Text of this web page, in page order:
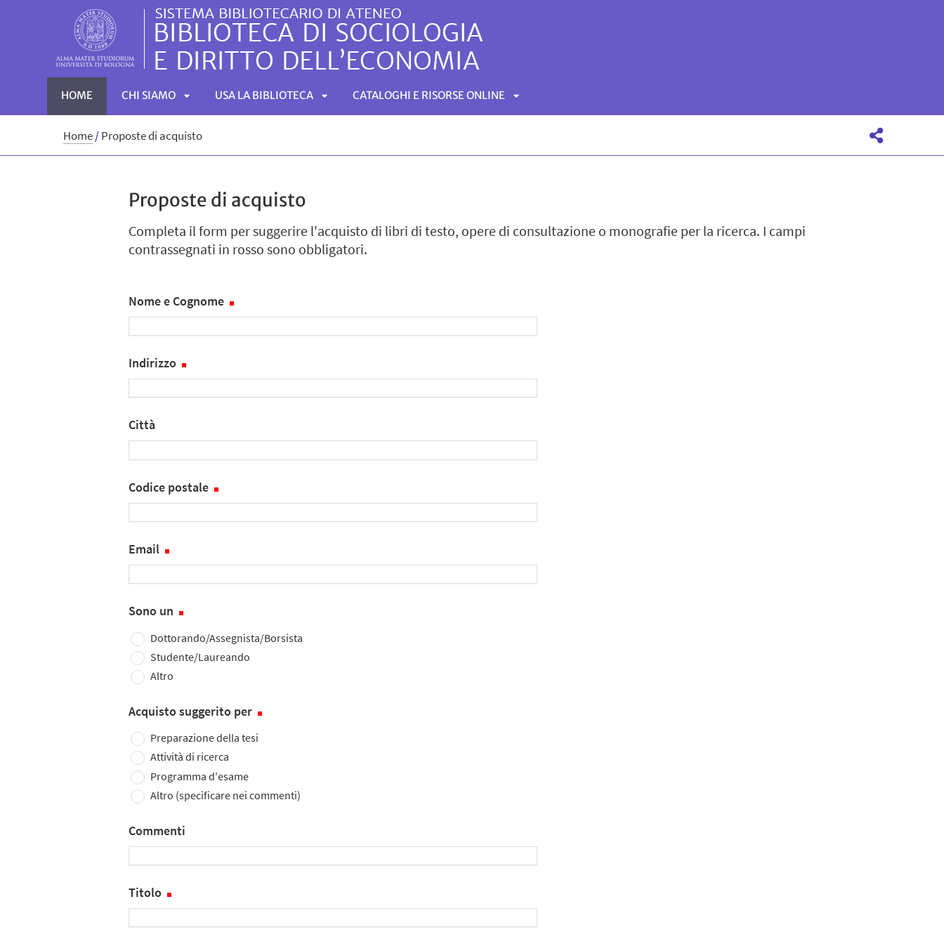
HOME CHI SIAMO
APRI
USA LA BIBLIOTECA CATALOGHI E RISORSE ONLINE
Home/Proposte di acquisto
Proposte di acquisto
Completa il form per suggerire l'acquisto di libri di testo, opere di consultazione o monografie per la ricerca. I campi
contrassegnati in rosso sono obbligatori.
Nome e Cognome
Indirizzo
Città
Codice postale
Email
Sono un
Dottorando/Assegnista/Borsista
Studente/Laureando
Altro
Acquisto suggerito per
Preparazione della tesi
Attività di ricerca
Programma d'esame
Altro (specificare nei commenti)
Commenti
Titolo